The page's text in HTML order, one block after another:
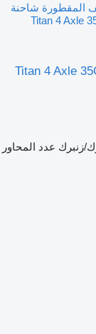
المقطورة شاحنة
Titan 4 Axle
زنبرك عدد المحاور